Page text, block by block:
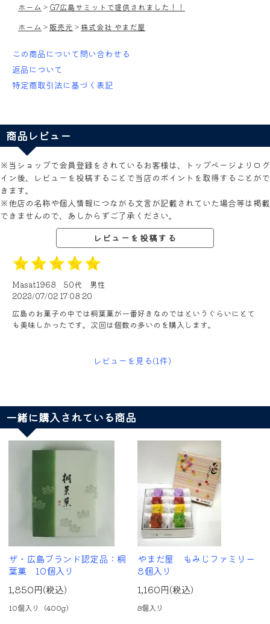
ホーム > G7広島サミットで提供されました！！
ホーム > 販売元 > 株式会社 やまだ屋
この商品について問い合わせる
返品について
特定商取引法に基づく表記
商品レビュー
※当ショップで会員登録をされているお客様は、トップページよりログ
イン後、レビューを投稿することで当店のポイントを取得することがで
きます。
※他店の名称や個人情報につながる文言が記載されていた場合等は掲載
できませんので、あしからずご了承ください。
レビューを投稿する
Masat1968 50代
男性
2023/07/02 17:08:20
広島のお菓子の中では桐葉菓が一番好きなのではというぐらいにとて
も美味しかったです。次回は個数の多いのを購入します。
レビューを見る(1件)
一緒に購入されている商品
ザ・広島ブランド認定品：桐
葉菓 10個入り
1,850円(税込)
10個入り（400g）
やまだ屋 もみじファミリー
8個入り
1,160円(税込)
8個入り